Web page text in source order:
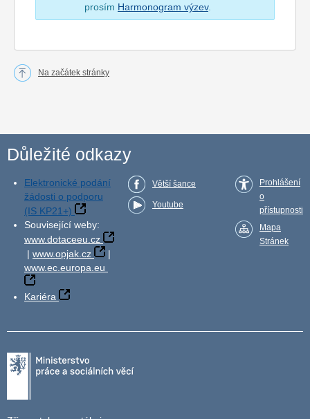
prosím Harmonogram výzev.
Na začátek stránky
Důležité odkazy
Elektronické podání
žádosti o podporu
(IS KP21+)
Související weby:
www.dotaceeu.cz
| www.opjak.cz
|
www.ec.europa.eu
Kariéra
Větší šance
Youtube
Prohlášení
o
přístupnosti
Mapa
Stránek